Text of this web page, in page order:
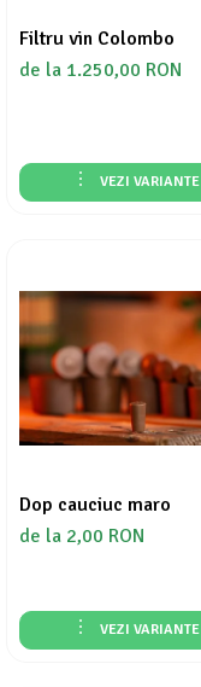
Filtru vin Colombo
de la 1.250,00 RON
VEZI VARIANTE
Dop cauciuc maro
de la 2,00 RON
VEZI VARIANTE